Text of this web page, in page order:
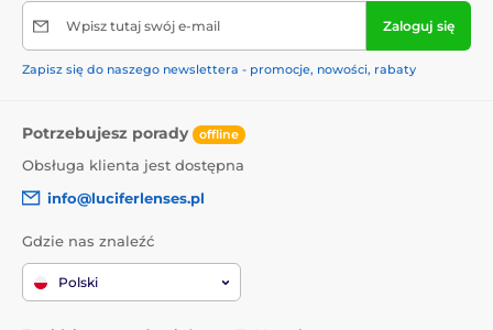
Wpisz tutaj swój e-mail Zaloguj się
Zapisz się do naszego newslettera - promocje, nowości, rabaty
Potrzebujesz porady offline
Obsługa klienta jest dostępna
info@luciferlenses.pl
Gdzie nas znaleźć
Polski